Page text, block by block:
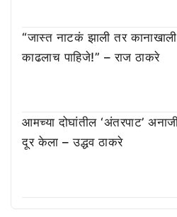
“जास्त नाटकं झाली तर
काढलाच पाहिजे!” – राज ठाकरे
आमच्या दोघांतील ‘अंतरपाट’
दूर केला – उद्धव ठाकरे